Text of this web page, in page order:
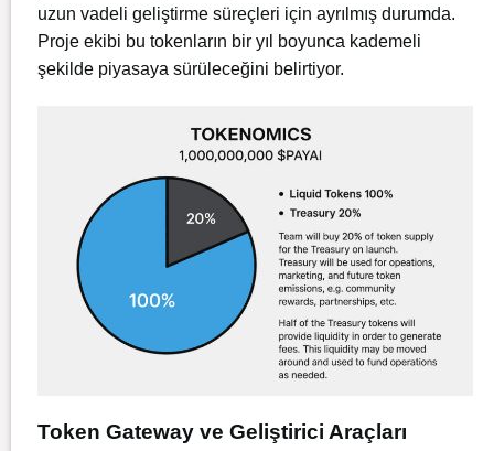
uzun vadeli geliştirme süreçleri için ayrılmış durumda.
Proje ekibi bu tokenların bir yıl boyunca kademeli
şekilde piyasaya sürüleceğini belirtiyor.
Token Gateway ve Geliştirici Araçları